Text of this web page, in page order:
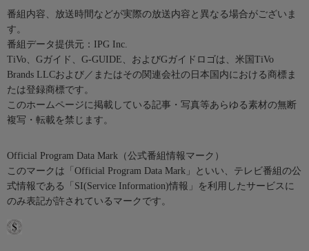
番組内容、放送時間などが実際の放送内容と異なる場合がございま
す。
番組データ提供元：IPG Inc.
TiVo、Gガイド、G-GUIDE、およびGガイドロゴは、米国TiVo
Brands LLCおよび／またはその関連会社の日本国内における商標ま
たは登録商標です。
このホームページに掲載している記事・写真等あらゆる素材の無断
複写・転載を禁じます。
Official Program Data Mark（公式番組情報マーク）
このマークは「Official Program Data Mark」といい、テレビ番組の公
式情報である「SI(Service Information)情報」を利用したサービスに
のみ表記が許されているマークです。